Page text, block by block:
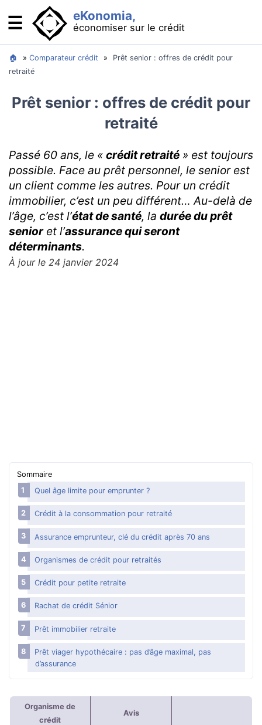
eKonomia,
économiser sur le crédit
☰
Se financer : comparateurs
Crédit auto : acheter sa voiture
Rachat de crédit : baisser ses mensualités
Solutions bancaires
Cartes bancaires gratuites
Que faire en cas de découvert
OCF : compte qui protège des abus bancaires
Comment se passer de la banque ?
🏠 » Comparateur crédit »
Prêt senior : offres de crédit pour
retraité
Prêt senior : offres de crédit pour
retraité
Passé 60 ans, le « crédit retraité » est toujours
possible. Face au prêt personnel, le senior est
un client comme les autres. Pour un crédit
immobilier, c’est un peu différent… Au-delà de
l’âge, c’est l’état de santé, la durée du prêt
senioret l’assurance qui seront
déterminants.
À jour le 24 janvier 2024
Sommaire
Quel âge limite pour emprunter ?
Crédit à la consommation pour retraité
Assurance emprunteur, clé du crédit après 70 ans
Organismes de crédit pour retraités
Crédit pour petite retraite
Rachat de crédit Sénior
Prêt immobilier retraite
Prêt viager hypothécaire : pas d’âge maximal, pas
d’assurance
Organisme de
crédit
Avis